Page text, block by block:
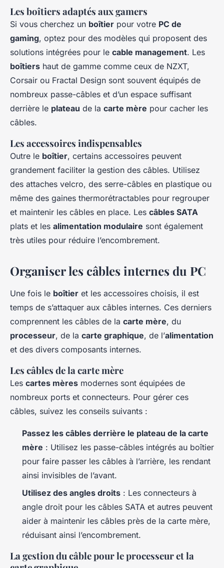
Les boîtiers adaptés aux gamers
Si vous cherchez un boîtier pour votre PC de
gaming, optez pour des modèles qui proposent des
solutions intégrées pour le cable management. Les
boîtiers haut de gamme comme ceux de NZXT,
Corsair ou Fractal Design sont souvent équipés de
nombreux passe-câbles et d’un espace suffisant
derrière le plateau de la carte mère pour cacher les
câbles.
Les accessoires indispensables
Outre le boîtier, certains accessoires peuvent
grandement faciliter la gestion des câbles. Utilisez
des attaches velcro, des serre-câbles en plastique ou
même des gaines thermorétractables pour regrouper
et maintenir les câbles en place. Les câbles SATA
plats et les alimentation modulaire sont également
très utiles pour réduire l’encombrement.
Organiser les câbles internes du PC
Une fois le boîtier et les accessoires choisis, il est
temps de s’attaquer aux câbles internes. Ces derniers
comprennent les câbles de la carte mère, du
processeur, de la carte graphique, de l’alimentation
et des divers composants internes.
Les câbles de la carte mère
Les cartes mères modernes sont équipées de
nombreux ports et connecteurs. Pour gérer ces
câbles, suivez les conseils suivants :
Passez les câbles derrière le plateau de la carte
mère : Utilisez les passe-câbles intégrés au boîtier
pour faire passer les câbles à l’arrière, les rendant
ainsi invisibles de l’avant.
Utilisez des angles droits : Les connecteurs à
angle droit pour les câbles SATA et autres peuvent
aider à maintenir les câbles près de la carte mère,
réduisant ainsi l’encombrement.
La gestion du câble pour le processeur et la